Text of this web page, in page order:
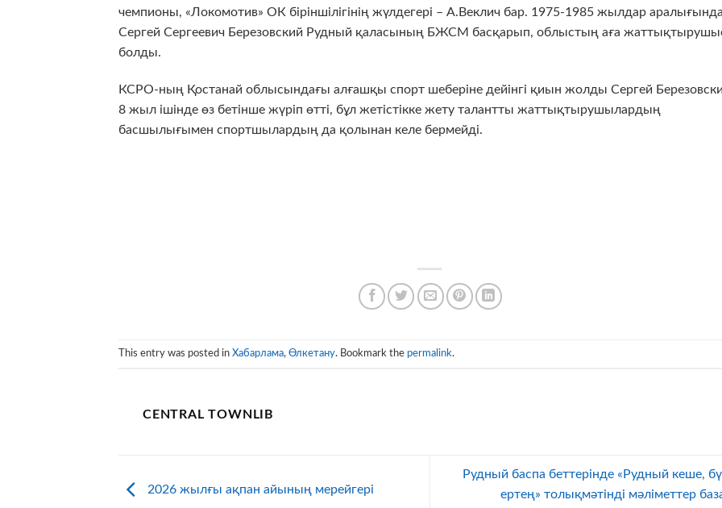
чемпионы, «Локомотив» ОК біріншілігінің жүлдегері – А.Веклич бар. 1975-1985 жылдар аралығында
Сергей Сергеевич Березовский Рудный қаласының БЖСМ басқарып, облыстың аға
болды.
КСРО-ның Қостанай облысындағы алғашқы спорт шеберіне дейінгі қиын жолды Сергей
8 жыл ішінде өз бетінше жүріп өтті, бұл жетістікке жету талантты жаттықтырушылардың
басшылығымен спортшылардың да қолынан келе бермейді.
This entry was posted in Хабарлама, Өлкетану. Bookmark the permalink.
CENTRAL TOWNLIB
2026 жылғы ақпан айының мерейгері
Рудный баспа беттерінде «Рудный кеше,
ертең» толықмәтінді мәліметтер